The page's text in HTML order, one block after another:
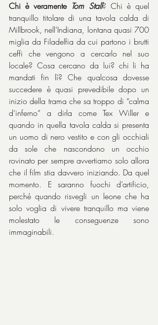
Chi è veramente Tom Stall? Chi è quel
tranquillo titolare di una tavola calda di
Millbrook, nell’Indiana, lontana quasi 700
miglia da Filadelfia da cui partono i brutti
ceffi che vengono a cercarlo nel suo
locale? Cosa cercano da lui? chi li ha
mandati fin lì? Che qualcosa dovesse
succedere è quasi prevedibile dopo un
inizio della trama che sa troppo di “calma
d’inferno” a dirla come Tex Willer e
quando in quella tavola calda si presenta
un uomo di nero vestito e con gli occhiali
da sole che nascondono un occhio
rovinato per sempre avvertiamo solo allora
che il film stia davvero iniziando. Da quel
momento. E saranno fuochi d’artificio,
perché quando risvegli un leone che ha
solo voglia di vivere tranquillo ma viene
molestato le conseguenze sono
immaginabili.